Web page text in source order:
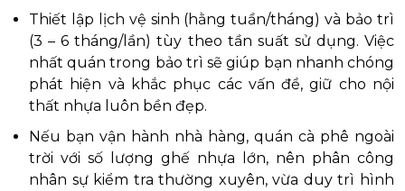
Thiết lập lịch vệ sinh (hằng tuần/tháng) và bảo trì
(3 – 6 tháng/lần) tùy theo tần suất sử dụng. Việc
nhất quán trong bảo trì sẽ giúp bạn nhanh chóng
phát hiện và khắc phục các vấn đề, giữ cho nội
thất nhựa luôn bền đẹp.
Nếu bạn vận hành nhà hàng, quán cà phê ngoài
trời với số lượng ghế nhựa lớn, nên phân công
nhân sự kiểm tra thường xuyên, vừa duy trì hình